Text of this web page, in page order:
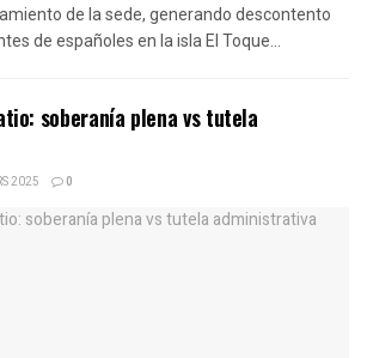
de la sede, generando descontento
de españoles en la isla El Toque...
soberanía plena vs tutela
2025 0